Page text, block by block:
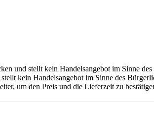
und stellt kein Handelsangebot im Sinne
kein Handelsangebot im Sinne des
um den Preis und die Lieferzeit zu